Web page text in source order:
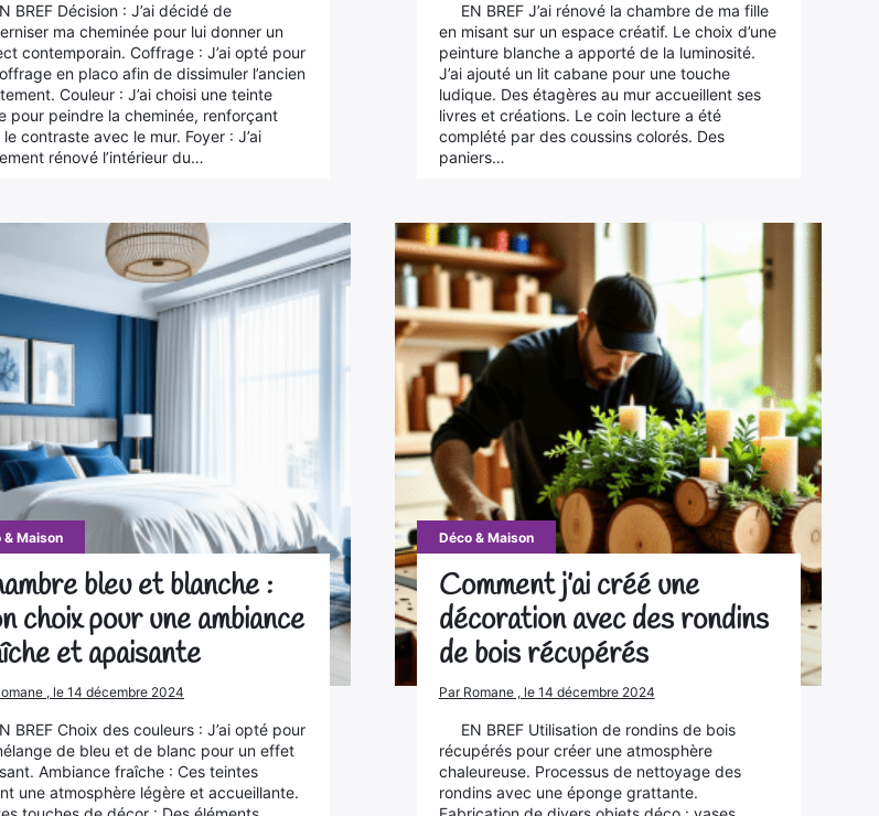
BREF Décision : J’ai décidé de
ma cheminée pour lui donner un
contemporain. Coffrage : J’ai opté pour
en placo afin de dissimuler l’ancien
Couleur : J’ai choisi une teinte
pour peindre la cheminée, renforçant
le contraste avec le mur. Foyer : J’ai
rénové l’intérieur du…
EN BREF J’ai rénové la chambre de ma fille
en misant sur un espace créatif. Le choix d’une
peinture blanche a apporté de la luminosité.
J’ai ajouté un lit cabane pour une touche
ludique. Des étagères au mur accueillent ses
livres et créations. Le coin lecture a été
complété par des coussins colorés. Des
paniers…
& Maison
bleu et blanche :
choix pour une ambiance
et apaisante
, le 14 décembre 2024
BREF Choix des couleurs : J’ai opté pour
de bleu et de blanc pour un effet
Ambiance fraîche : Ces teintes
une atmosphère légère et accueillante.
Déco & Maison
Comment j’ai créé une
décoration avec des rondins
de bois récupérés
Par Romane , le 14 décembre 2024
EN BREF Utilisation de rondins de bois
récupérés pour créer une atmosphère
chaleureuse. Processus de nettoyage des
rondins avec une éponge grattante.